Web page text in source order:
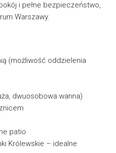
i pełne bezpieczeństwo,
Warszawy.
(możliwość oddzielenia
dwuosobowa wanna)
patio
Królewskie – idealne